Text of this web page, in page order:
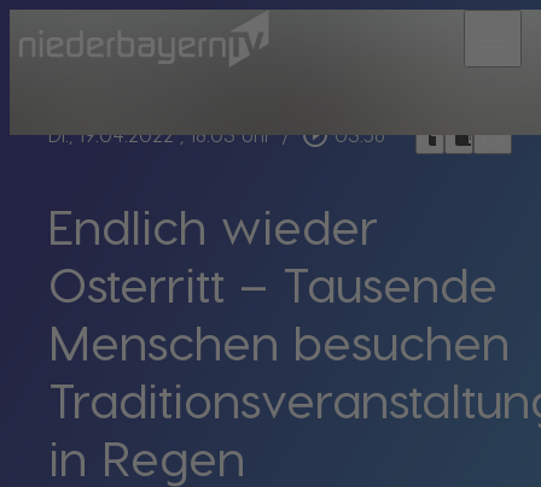
Di., 19.04.2022, 18:03 Uhr / play_circle_outline 03:56 headphoneschrome_reader_modebookmark_border
Endlich wieder
Osterritt – Tausende
Menschen besuchen
in Regen